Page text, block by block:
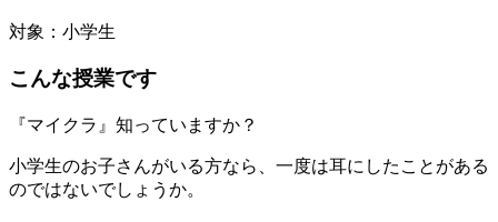
対象：小学生
こんな授業です
『マイクラ』知っていますか？
小学生のお子さんがいる方なら、一度は耳にしたことがある
のではないでしょうか。